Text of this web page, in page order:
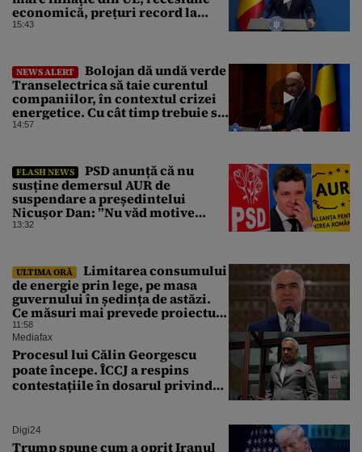
economică, prețuri record la
carburanți și cea mai gravă criză
întrebat de Gândul dacă își cere
scuze
15:43
NEWS ALERT
Bolojan dă undă verde
Transelectrica să taie curentul
companiilor, în contextul crizei
energetice. Cu cât timp trebuie să
le anunțe înainte
14:57
FLASH NEWS
PSD anunță că nu
susține demersul AUR de
suspendare a președintelui
Nicușor Dan: ”Nu văd motive
pentru care președintele ar trebui
13:32
ULTIMA ORĂ
Limitarea consumului
de energie prin lege, pe masa
guvernului în ședința de astăzi.
Ce măsuri mai prevede proiectul
în caz de pandemie, cutremur sau
conflict armat
11:58
Mediafax
Procesul lui Călin Georgescu
poate începe. ÎCCJ a respins
contestațiile în dosarul privind
Digi24
Trump spune cum a oprit Iranul